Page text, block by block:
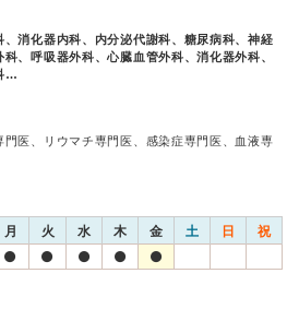
消化器内科、内分泌代謝科、糖尿病科、神経
、呼吸器外科、心臓血管外科、消化器外科、
…
医、リウマチ専門医、感染症専門医、血液専
月 火 水 木 金 土 日 祝